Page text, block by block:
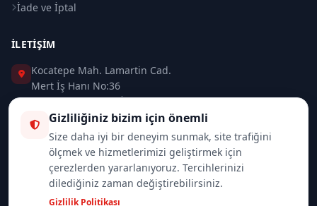
İade ve İptal
İLETIŞIM
Kocatepe Mah. Lamartin Cad.
Mert İş Hanı No:36
Taksim / Beyoğlu / İSTANBUL
0 (212) 235 37 83
0 (532) 418 08 46
info@merttrade.com
Gizliliğiniz bizim için önemli
Size daha iyi bir deneyim sunmak, site trafiğini
ölçmek ve hizmetlerimizi geliştirmek için
çerezlerden yararlanıyoruz. Tercihlerinizi
dilediğiniz zaman değiştirebilirsiniz.
Gizlilik Politikası